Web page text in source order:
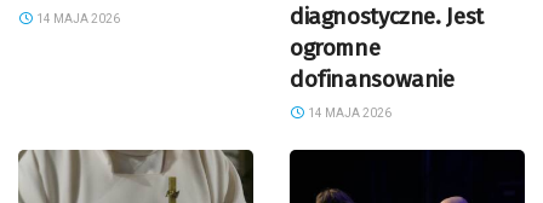
14 MAJA 2026
diagnostyczne. Jest
ogromne
dofinansowanie
14 MAJA 2026